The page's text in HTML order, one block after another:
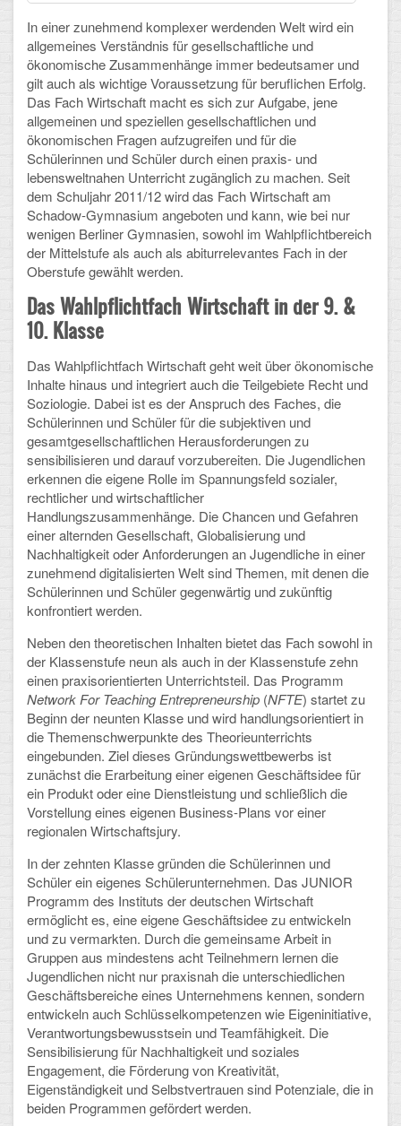
Schulalbum
SCHULLEBEN
Kollegium
Schulleitung
Schülervertretung
Gesamtelternvertretung
Sekretariat
Ganztagsschule
Berufsorientierung
Arbeitsgemeinschaften
Klima-Projekt
Elternchor
Förderverein
Ehemalige
Schulzeitung: Der Gottfried
FÄCHER
Deutsch und Fremdsprachen
Ethik, Philosophie und Religion
Gesellschaftswissenschaften
Mathematik, Informatik und Naturwissenschaften
Musische Fächer
Sport
ORGANISATION
Abitur
Freistellung/Entschuldigung
Kurswahl 10. Kl.
Umwahl 11. Kl.
mPA
In einer zunehmend komplexer werdenden Welt wird ein
allgemeines Verständnis für gesellschaftliche und
ökonomische Zusammenhänge immer bedeutsamer und
gilt auch als wichtige Voraussetzung für beruflichen Erfolg.
Das Fach Wirtschaft macht es sich zur Aufgabe, jene
allgemeinen und speziellen gesellschaftlichen und
ökonomischen Fragen aufzugreifen und für die
Schülerinnen und Schüler durch einen praxis- und
lebensweltnahen Unterricht zugänglich zu machen. Seit
dem Schuljahr 2011/12 wird das Fach Wirtschaft am
Schadow-Gymnasium angeboten und kann, wie bei nur
wenigen Berliner Gymnasien, sowohl im Wahlpflichtbereich
der Mittelstufe als auch als abiturrelevantes Fach in der
Oberstufe gewählt werden.
Das Wahlpflichtfach Wirtschaft in der 9. &
10. Klasse
Das Wahlpflichtfach Wirtschaft geht weit über ökonomische
Inhalte hinaus und integriert auch die Teilgebiete Recht und
Soziologie. Dabei ist es der Anspruch des Faches, die
Schülerinnen und Schüler für die subjektiven und
gesamtgesellschaftlichen Herausforderungen zu
sensibilisieren und darauf vorzubereiten. Die Jugendlichen
erkennen die eigene Rolle im Spannungsfeld sozialer,
rechtlicher und wirtschaftlicher
Handlungszusammenhänge. Die Chancen und Gefahren
einer alternden Gesellschaft, Globalisierung und
Nachhaltigkeit oder Anforderungen an Jugendliche in einer
zunehmend digitalisierten Welt sind Themen, mit denen die
Schülerinnen und Schüler gegenwärtig und zukünftig
konfrontiert werden.
Neben den theoretischen Inhalten bietet das Fach sowohl in
der Klassenstufe neun als auch in der Klassenstufe zehn
einen praxisorientierten Unterrichtsteil. Das Programm
Network For Teaching Entrepreneurship (NFTE) startet zu
Beginn der neunten Klasse und wird handlungsorientiert in
die Themenschwerpunkte des Theorieunterrichts
eingebunden. Ziel dieses Gründungswettbewerbs ist
zunächst die Erarbeitung einer eigenen Geschäftsidee für
ein Produkt oder eine Dienstleistung und schließlich die
Vorstellung eines eigenen Business-Plans vor einer
regionalen Wirtschaftsjury.
In der zehnten Klasse gründen die Schülerinnen und
Schüler ein eigenes Schülerunternehmen. Das JUNIOR
Programm des Instituts der deutschen Wirtschaft
ermöglicht es, eine eigene Geschäftsidee zu entwickeln
und zu vermarkten. Durch die gemeinsame Arbeit in
Gruppen aus mindestens acht Teilnehmern lernen die
Jugendlichen nicht nur praxisnah die unterschiedlichen
Geschäftsbereiche eines Unternehmens kennen, sondern
entwickeln auch Schlüsselkompetenzen wie Eigeninitiative,
Verantwortungsbewusstsein und Teamfähigkeit. Die
Sensibilisierung für Nachhaltigkeit und soziales
Engagement, die Förderung von Kreativität,
Eigenständigkeit und Selbstvertrauen sind Potenziale, die in
beiden Programmen gefördert werden.